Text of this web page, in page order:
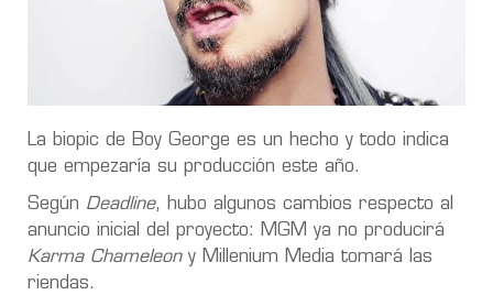
La biopic de Boy George es un hecho y todo indica
que empezaría su producción este año.
Según Deadline, hubo algunos cambios respecto al
anuncio inicial del proyecto: MGM ya no producirá
Karma Chameleony Millenium Media tomará las
riendas.